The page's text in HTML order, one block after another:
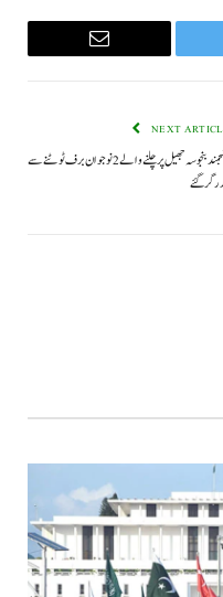
Email
NEXT
منجمند بنجوسہ جھیل پر چلنے والے 2 نوجوان برف ٹوٹنے سے
گر گئے